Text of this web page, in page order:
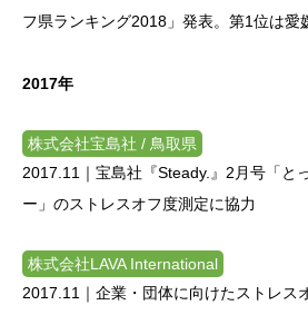
フ県ランキング2018」発表。第1位は愛
2017年
株式会社宝島社 / 鳥取県
2017.11｜ 宝島社『Steady.』2月号「と
ー」のストレスオフ度測定に協力
株式会社LAVA International
2017.11｜ 企業・団体に向けたストレス